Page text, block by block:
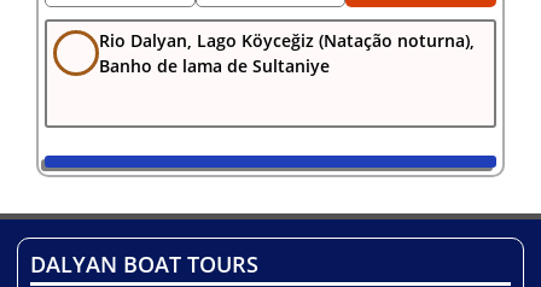
Rio Dalyan, Lago Köyceğiz (Natação noturna),
Banho de lama de Sultaniye
DALYAN BOAT TOURS